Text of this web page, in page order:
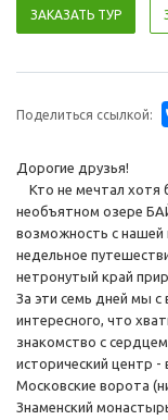
ЗАКАЗАТЬ ТУР
Поделиться ссылкой:
Дорогие друзья!
Кто не мечтал хотя
необъятном озере
возможность с нашей
недельное
нетронутый край
За эти семь дней мы с
интересного, что
знакомство с
исторический центр
Московские ворота
Знаменский